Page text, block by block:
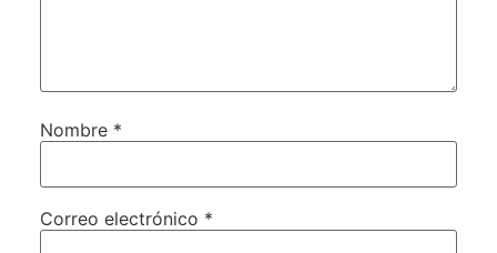
Nombre *
Correo electrónico *